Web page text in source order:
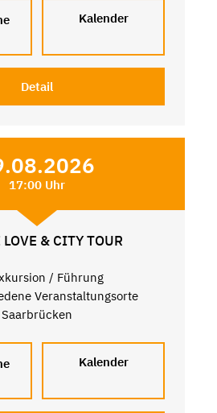
Kalender
Detail
17:00 Uhr
& CITY TOUR
/ Führung
Veranstaltungsorte
Saarbrücken
Kalender